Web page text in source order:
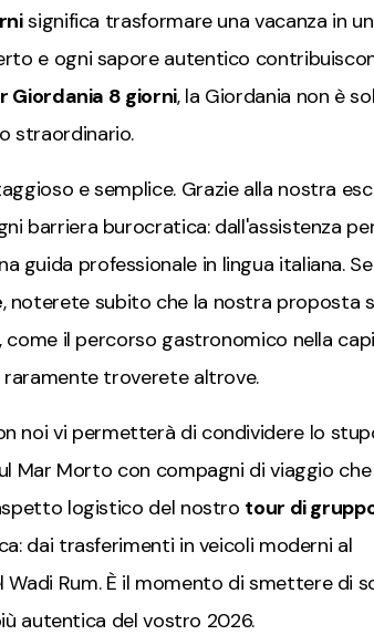
significa trasformare una vacanza in un
e ogni sapore autentico
Giordania 8 giorni, la Giordania non è
straordinario.
e semplice. Grazie alla nostra
barriera burocratica: dall'assistenza
guida professionale in lingua italiana.
, noterete subito che la nostra proposta
come il percorso gastronomico nella
troverete altrove.
noi vi permetterà di condividere lo
Mar Morto con compagni di viaggio che
logistico del nostro tour di
dai trasferimenti in veicoli moderni al
Rum. È il momento di smettere di
autentica del vostro 2026.